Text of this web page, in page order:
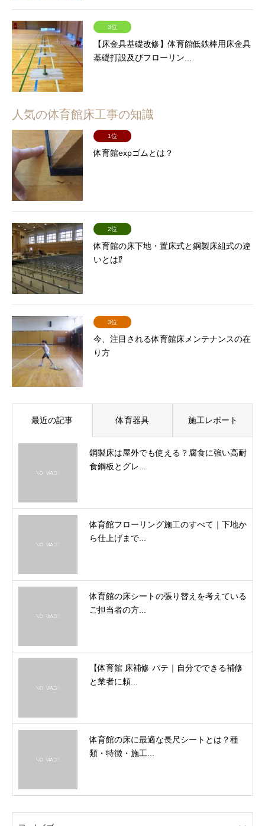
3位
【床金具基礎改修】体育館低鉄棒用床金具
基礎打設及びフローリン...
人気の体育館床工事の知識
1位
体育館expゴムとは？
2位
体育館の床下地・置床式と鋼製床組式の違
いとは⁉
3位
今、注目される体育館床メンテナンスの在
り方
最近の記事 体育器具 施工レポート
鋼製床は屋外でも使える？腐食に強い高耐
食鋼板とグレ...
体育館フローリング施工のすべて｜下地か
ら仕上げまで...
体育館の床シートの張り替えを考えている
ご担当者の方...
【体育館 床補修 パテ｜自分でできる補修
と業者に頼...
体育館の床に最適な長尺シートとは？種
類・特徴・施工...